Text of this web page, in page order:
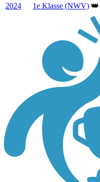
2024
1e Klasse (NWV) 👑